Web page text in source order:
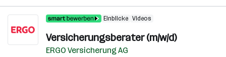
Einblicke Videos
Versicherungsberater (m/w/d)
ERGO Versicherung AG